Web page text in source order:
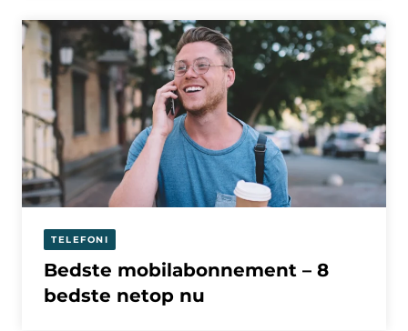
TELEFONI
Bedste mobilabonnement – 8
bedste netop nu